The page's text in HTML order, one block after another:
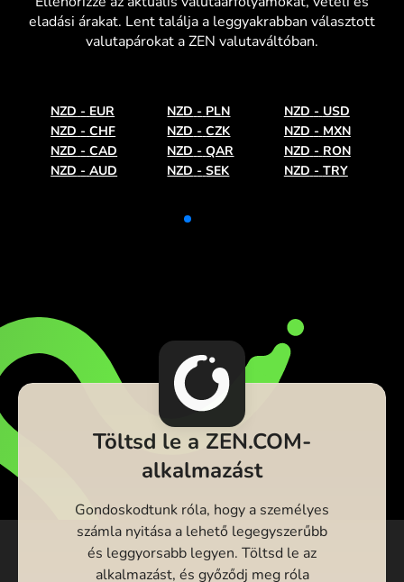
eladási árakat. Lent találja a leggyakrabban választott
valutapárokat a ZEN valutaváltóban.
NZD - EUR NZD - PLN NZD - USD
NZD - CHF NZD - CZK NZD - MXN
NZD - CAD NZD - QAR NZD - RON
NZD - AUD NZD - SEK NZD - TRY
Töltsd le a ZEN.COM-
alkalmazást
Gondoskodtunk róla, hogy a személyes
számla nyitása a lehető legegyszerűbb
és leggyorsabb legyen. Töltsd le az
alkalmazást, és győződj meg róla